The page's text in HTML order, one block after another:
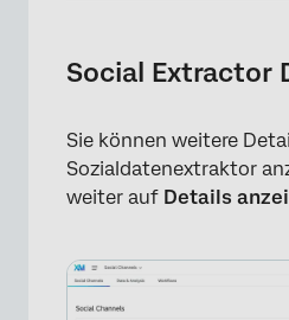
Social Extractor
Sie können weitere
Sozialdatenextraktor
weiter auf Details